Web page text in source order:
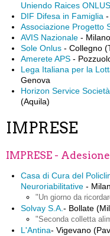
Uniendo Raices ONLUS
DIF Difesa in Famiglia
Associazione Progetto
AVIS Nazionale - Milano
Sole Onlus - Collegno
Amerete APS -
Lega Italiana per la
Genova
Horizon Service
(Aquila)
IMPRESE
IMPRESE -
Casa di Cura del
Neuroriabilitative -
"Un giorno da
Solvay S.A. - Bollate
"Seconda colletta
L'Antina- Vigevano